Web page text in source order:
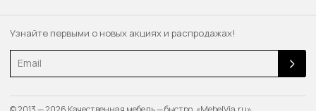
Узнайте первыми о новых акциях и распродажах!
Email